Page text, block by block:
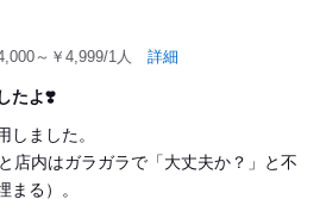
～￥4,999/1人 詳細
たよ❣️
しました。
店内はガラガラで「大丈夫か？」と不
まる）。